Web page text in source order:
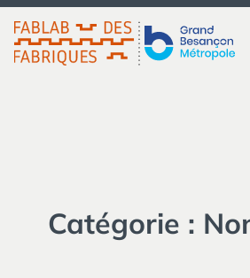
Aller
au
contenu
Catégorie :